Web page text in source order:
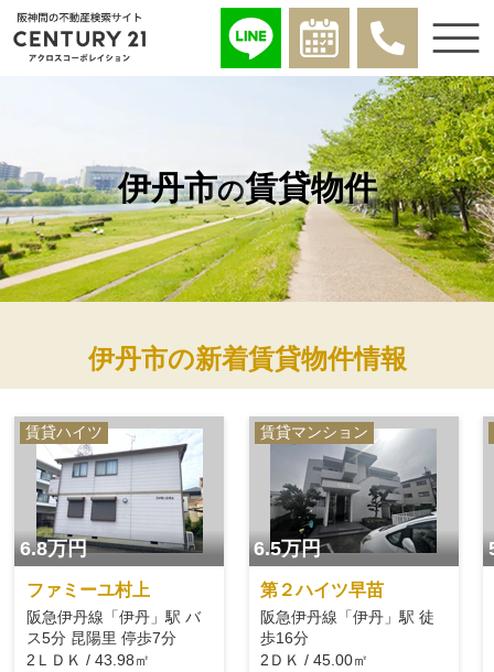
伊丹市の賃貸物件
伊丹市の新着賃貸物件情報
賃貸ハイツ
6.8万円
ファミーユ村上
阪急伊丹線「伊丹」駅 バ
ス5分 昆陽里 停歩7分
2ＬＤＫ / 43.98㎡
賃貸マンション
6.5万円
第２ハイツ早苗
阪急伊丹線「伊丹」駅 徒
歩16分
2ＤＫ / 45.00㎡